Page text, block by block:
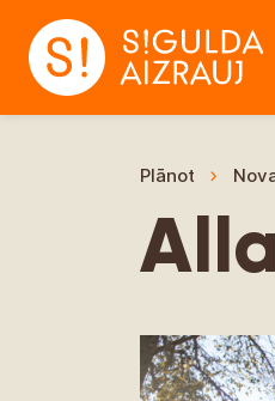
Plānot